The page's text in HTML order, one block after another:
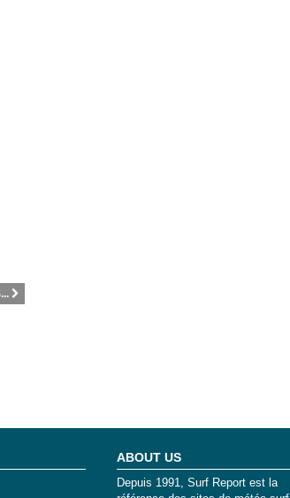
ABOUT US
Depuis 1991, Surf Report est la